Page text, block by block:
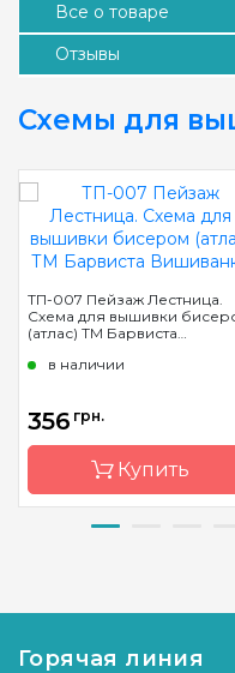
Все о товаре
Отзывы
Схемы для
ТП-007 Пейзаж Лестница.
Схема для вышивки
(атлас) ТМ Барвиста
в наличии
356 грн.
Купить
производитель
Горячая линия